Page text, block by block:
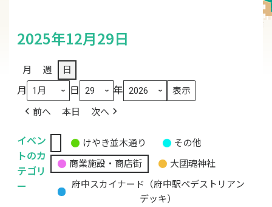
2025年12月29日
月 週 日
月 日 年
前へ 本日 次へ
イベン
トのカ
テゴリ
ー
無
題
カ
けやき並木通り
その他
商業施設・商店街
大國魂神社
府中スカイナード（府中駅ペデストリアン
デッキ）